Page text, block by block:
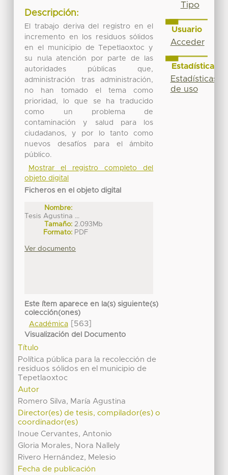
Descripción:
El trabajo deriva del registro en el
incremento en los residuos sólidos
en el municipio de Tepetlaoxtoc y
su nula atención por parte de las
autoridades públicas que,
administración tras administración,
no han tomado el tema como
prioridad, lo que se ha traducido
como un problema de
contaminación y salud para los
ciudadanos, y por lo tanto como
nuevos desafíos para el ámbito
público.
Mostrar el registro completo del
objeto digital
Ficheros en el objeto digital
Nombre:
Tesis Agustina ...
Tamaño: 2.093Mb
Formato: PDF
Ver documento
Este ítem aparece en la(s) siguiente(s)
colección(ones)
Académica[563]
Visualización del Documento
Título
Política pública para la recolección de
residuos sólidos en el municipio de
Tepetlaoxtoc
Autor
Romero Silva, María Agustina
Director(es) de tesis, compilador(es) o
coordinador(es)
Inoue Cervantes, Antonio
Gloria Morales, Nora Nallely
Rivero Hernández, Melesio
Fecha de publicación
Tipo
Usuario
Acceder
Estadísticas
Estadísticas
de uso